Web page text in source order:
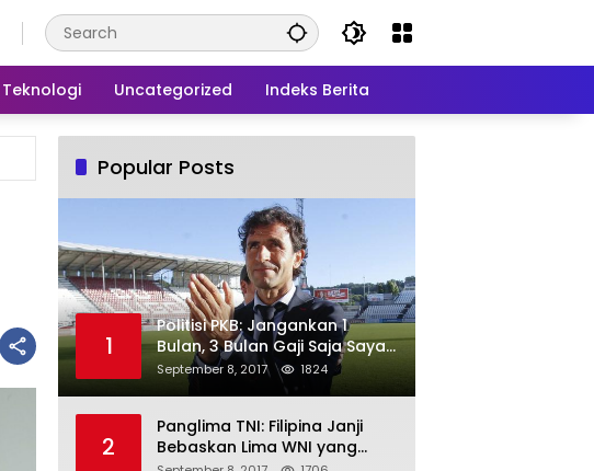
Teknologi Uncategorized Indeks Berita
Popular Posts
1
Politisi PKB: Jangankan 1
Bulan, 3 Bulan Gaji Saja Saya
Siap untuk Rohingya
September 8, 2017 1824
2
Panglima TNI: Filipina Janji
Bebaskan Lima WNI yang